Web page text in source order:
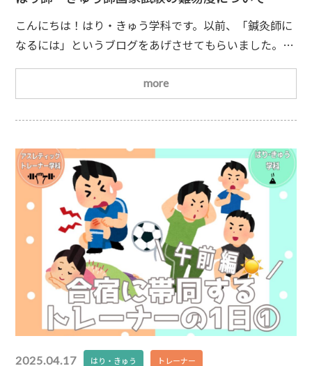
こんにちは！はり・きゅう学科です。以前、「鍼灸師に
なるには」というブログをあげさせてもらいました。今
回は、鍼灸師になるために必要な「はり師」「きゅう
師」国家試験の難易度について解説してみます
速、直近5年間の合格率を見てみましょう。まずは、は
り師からです。年度(平成／令和)受験者数(人)合格者数
28回)4,4313,
more
2025.04.17 はり・きゅう トレーナー